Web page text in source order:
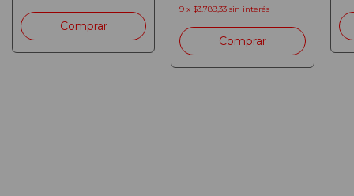
9 x $3.789,33 sin interés